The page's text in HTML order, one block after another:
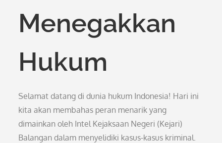
Menegakkan
Hukum
Selamat datang di dunia hukum Indonesia! Hari ini
kita akan membahas peran menarik yang
dimainkan oleh Intel Kejaksaan Negeri (Kejari)
Balangan dalam menyelidiki kasus-kasus kriminal.